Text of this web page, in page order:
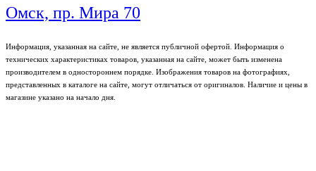
Омск, пр. Мира 70
Информация, указанная на сайте, не является публичной офертой. Информация о
технических характеристиках товаров, указанная на сайте, может быть изменена
производителем в одностороннем порядке. Изображения товаров на фотографиях,
представленных в каталоге на сайте, могут отличаться от оригиналов. Наличие и цены в
магазине указано на начало дня.